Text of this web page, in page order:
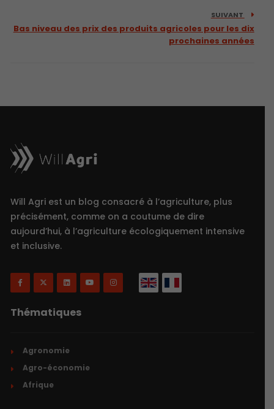
SUIVANT
Bas niveau des prix des produits agricoles pour les dix
prochaines années
Will Agri est un blog consacré à l’agriculture, plus
précisément, comme on a coutume de dire
aujourd’hui, à l’agriculture écologiquement intensive
et inclusive.
Thématiques
Agronomie
Agro-économie
Afrique